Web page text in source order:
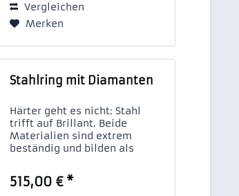
Vergleichen
Merken
Stahlring mit Diamanten
Härter geht es nicht: Stahl
trifft auf Brillant. Beide
Materialien sind extrem
beständig und bilden als
harmonische Einheit. Eine
absolut moderne
515,00 € *